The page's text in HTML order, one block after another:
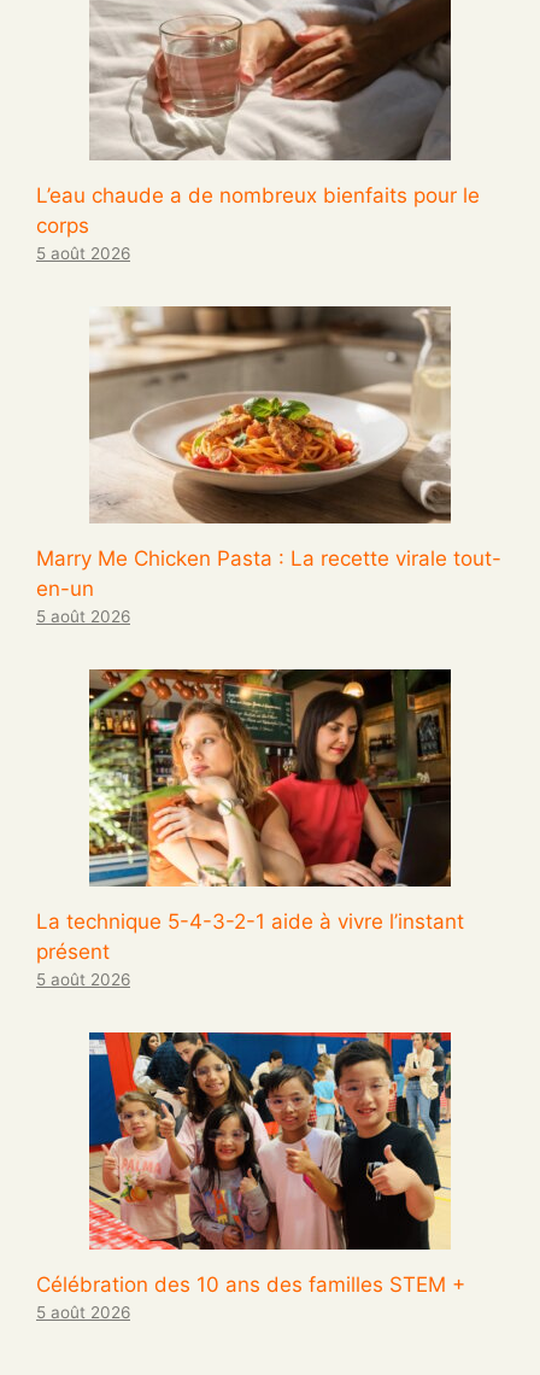
L’eau chaude a de nombreux bienfaits pour le
corps
5 août 2026
Marry Me Chicken Pasta : La recette virale tout-
en-un
5 août 2026
La technique 5-4-3-2-1 aide à vivre l’instant
présent
5 août 2026
Célébration des 10 ans des familles STEM +
5 août 2026